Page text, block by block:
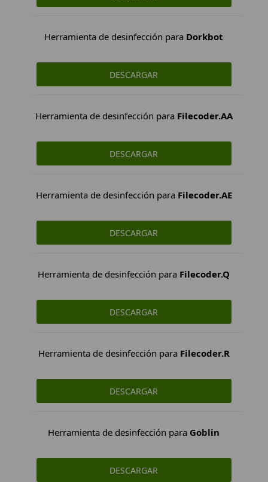
Herramienta de desinfección para Dorkbot
DESCARGAR
Herramienta de desinfección para Filecoder.AA
DESCARGAR
Herramienta de desinfección para Filecoder.AE
DESCARGAR
Herramienta de desinfección para Filecoder.Q
DESCARGAR
Herramienta de desinfección para Filecoder.R
DESCARGAR
Herramienta de desinfección para Goblin
DESCARGAR